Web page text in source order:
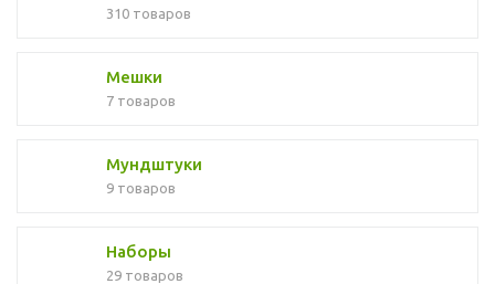
310 товаров
Мешки
7 товаров
Мундштуки
9 товаров
Наборы
29 товаров